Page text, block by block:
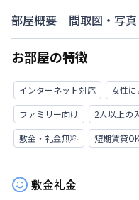
部屋概要 間取図・写真
お部屋の特徴
インターネット対応 女性
ファミリー向け
2人以上の
敷金・礼金無料
短期賃貸OK
敷金礼金